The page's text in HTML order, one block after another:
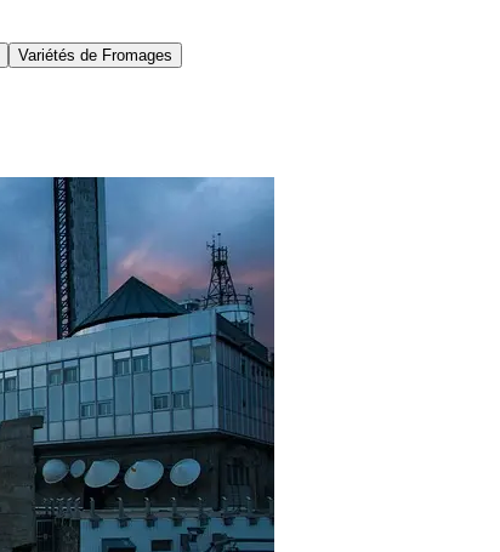
Variétés de Fromages